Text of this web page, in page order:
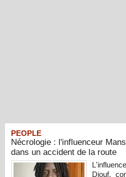
PEOPLE
Nécrologie : l'influenceur
dans un accident de la route
Diouf,